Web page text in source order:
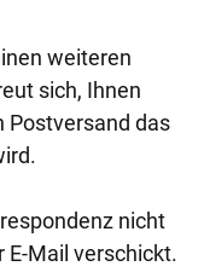
weiteren
sich, Ihnen
Postversand das
nicht
E-Mail verschickt.